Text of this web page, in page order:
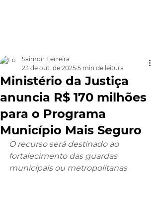
Ministério da Justiça
anuncia R$ 170 milhões
para o Programa
Município Mais Seguro
Saimon Ferreira
23 de out. de 2025 5 min de leitura
O recurso será destinado ao
fortalecimento das guardas
municipais ou metropolitanas